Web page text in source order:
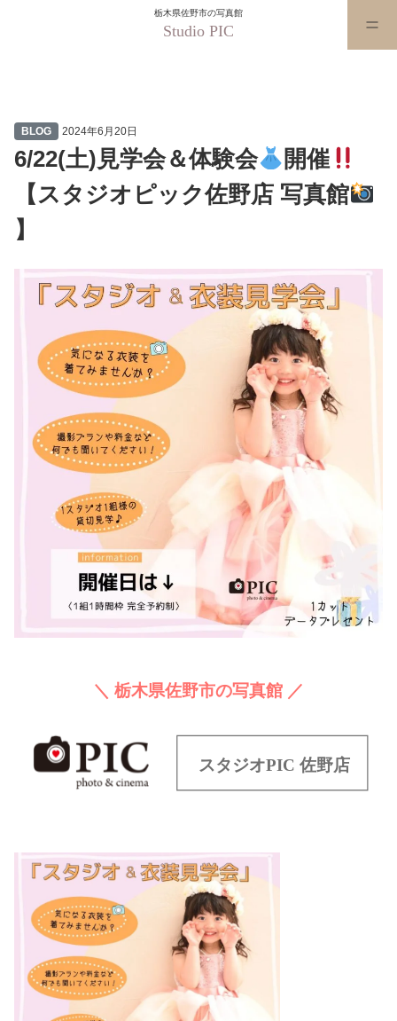
栃木県佐野市の写真館
Studio PIC
BLOG 2024年6月20日
6/22(土)見学会＆体験会
開催
【スタジオピック佐野店 写真館
】
＼ 栃木県佐野市の写真館 ／